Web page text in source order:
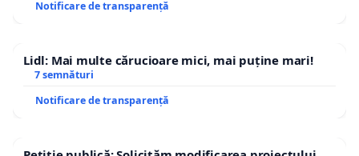
Notificare de transparență
Lidl: Mai multe cărucioare mici, mai puține mari!
7 semnături
Notificare de transparență